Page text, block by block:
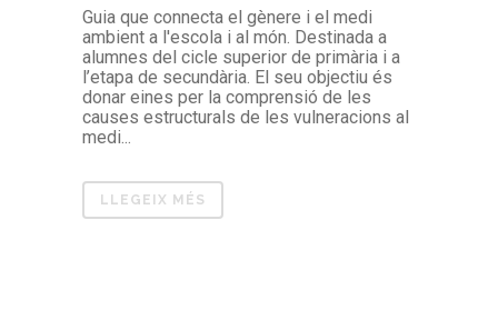
Guia que connecta el gènere i el medi
ambient a l'escola i al món. Destinada a
alumnes del cicle superior de primària i a
l’etapa de secundària. El seu objectiu és
donar eines per la comprensió de les
causes estructurals de les vulneracions al
medi...
LLEGEIX MÉS